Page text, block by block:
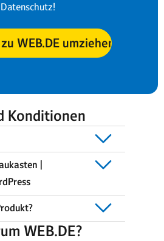
Datenschutz!
WEB.DE umziehen
Konditionen
|
WEB.DE?